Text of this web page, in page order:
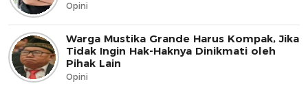
Opini
Warga Mustika Grande Harus Kompak, Jika
Tidak Ingin Hak-Haknya Dinikmati oleh
Pihak Lain
Opini